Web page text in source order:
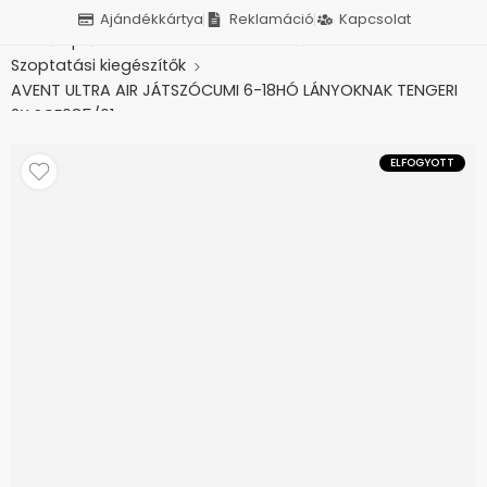
Ajándékkártya Reklamáció Kapcsolat
Kezdőlap
Szoptatási kiegészítők
AVENT ULTRA AIR JÁTSZÓCUMI 6-18HÓ LÁNYOKNAK TENGERI
2X SCF085/61
ELFOGYOTT